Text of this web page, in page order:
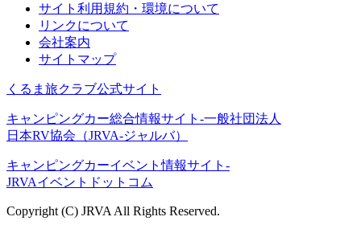
サイト利用規約・環境について
リンクについて
会社案内
サイトマップ
くるま旅クラブ公式サイト
キャンピングカー総合情報サイト-一般社団法人
日本RV協会（JRVA-ジャルバ）
キャンピングカーイベント情報サイト-
JRVAイベントドットコム
Copyright (C) JRVA All Rights Reserved.